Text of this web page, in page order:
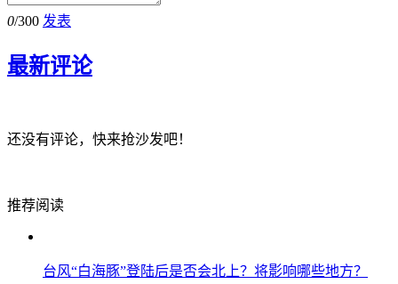
0/300 发表
最新评论
还没有评论，快来抢沙发吧！
推荐阅读
台风“白海豚”登陆后是否会北上？将影响哪些地方？